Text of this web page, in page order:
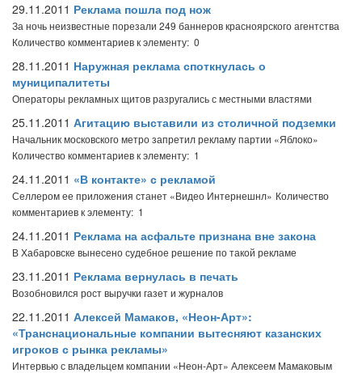
29.11.2011 Реклама пошла под нож
За ночь неизвестные порезали 249 баннеров красноярского агентства
Количество комментариев к элементу: 0
28.11.2011 Наружная реклама споткнулась о
муниципалитеты
Операторы рекламных щитов разругались с местными властями
25.11.2011 Агитацию выставили из столичной подземки
Начальник московского метро запретил рекламу партии «Яблоко»
Количество комментариев к элементу: 1
24.11.2011 «В контакте» с рекламой
Селлером ее приложения станет «Видео Интернешнл» Количество
комментариев к элементу: 1
24.11.2011 Реклама на асфальте признана вне закона
В Хабаровске вынесено судебное решение по такой рекламе
23.11.2011 Реклама вернулась в печать
Возобновился рост выручки газет и журналов
22.11.2011 Алексей Мамаков, «Неон-Арт»:
«Транснациональные компании вытесняют казанских
игроков с рынка рекламы»
Интервью с владельцем компании «Неон-Арт» Алексеем Мамаковым